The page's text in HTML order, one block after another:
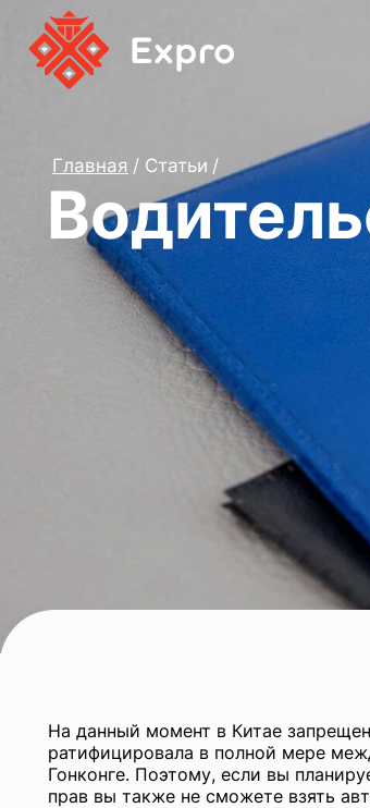
Главная Статьи
На данный момент в Китае
ратифицировала в полной мере
Гонконге. Поэтому, если вы
прав вы также не сможете взять